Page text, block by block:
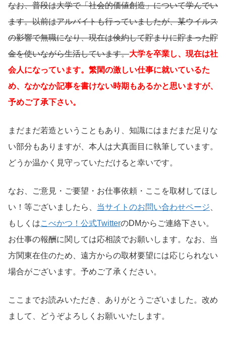
なお、普段は大学で「社会的価値創造」について学んでい
ます。以前はアルバイトも行っていましたが、某ウイルス
の影響で無職になり、現在は倹約して貯まりに貯まった貯
金を使いながら生活しています。大学を卒業し、現在は社
会人になっています。繁閑の激しい仕事に就いているた
め、なかなか記事を書けない時期もあるかと思いますが、
予めご了承下さい。
まだまだ若造ということもあり、知識にはまだまだ足りな
い部分もありますが、本人は大真面目に執筆しています。
どうか温かく見守っていただけると幸いです。
なお、ご意見・ご要望・お仕事依頼・ここを取材してほし
い！等ございましたら、 当サイトのお問い合わせページ
もしくはこべかつ！公式TwitterのDMからご連絡下さい。
お仕事の報酬に関しては応相談でお願いします。なお、当
方関東在住のため、遠方からの取材要望には応じられない
場合がございます。予めご了承ください。
ここまでお読みいただき、ありがとうございました。改め
まして、どうぞよろしくお願いいたします。